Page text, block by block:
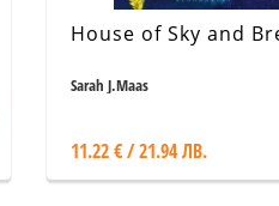
House of Sky and
Sarah J.Maas
11.22 € / 21.94 ЛВ.